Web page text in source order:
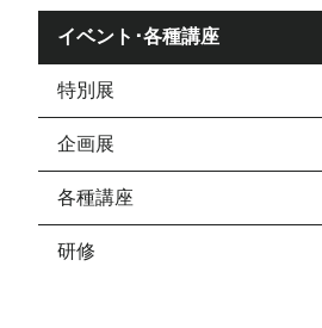
イベント･各種講座
特別展
企画展
各種講座
研修